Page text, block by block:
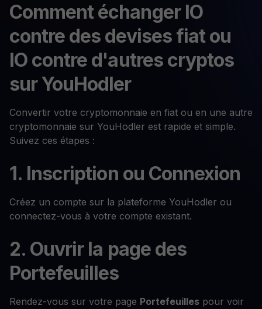
Comment échanger IO
contre des devises fiat ou
IO contre d'autres cryptos
sur YouHodler
Convertir votre cryptomonnaie en fiat ou en une autre
cryptomonnaie sur YouHodler est rapide et simple.
Suivez ces étapes :
1. Inscription ou Connexion
Créez un compte sur la plateforme YouHodler ou
connectez-vous à votre compte existant.
2. Ouvrir la page des
Portefeuilles
Rendez-vous sur votre page Portefeuilles pour voir